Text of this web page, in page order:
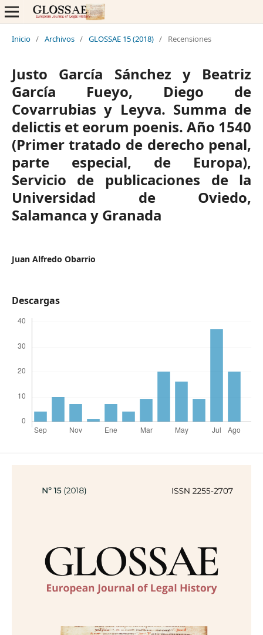
Inicio / Archivos / GLOSSAE 15 (2018) / Recensiones
Justo García Sánchez y Beatriz
García Fueyo, Diego de
Covarrubias y Leyva. Summa de
delictis et eorum poenis. Año 1540
(Primer tratado de derecho penal,
parte especial, de Europa),
Servicio de publicaciones de la
Universidad de Oviedo,
Salamanca y Granada
Juan Alfredo Obarrio
Descargas